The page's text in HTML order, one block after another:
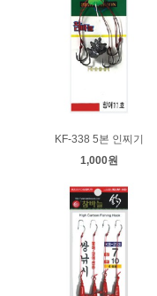
KF-338 5본 인찌기
1,000원